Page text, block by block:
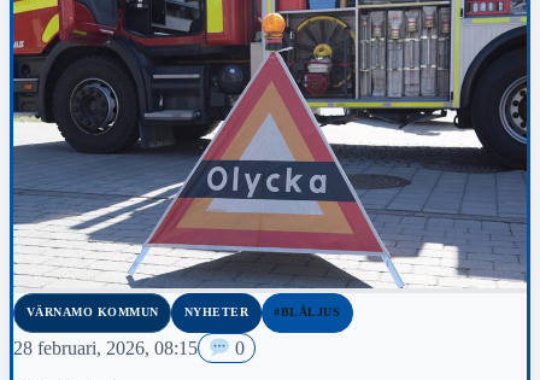
VÄRNAMO KOMMUN NYHETER #BLÅLJUS
28 februari, 2026, 08:15 0